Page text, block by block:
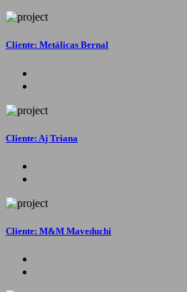
Cliente: Metálicas Bernal
Cliente: Aj Triana
Cliente: M&M Maveduchi